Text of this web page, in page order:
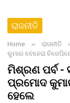
ରାଜନୀତି
Home ›› ରାଜନୀତି
କୁମାର ବେହେରା
ମିଶ୍ରଣ ପର୍ବ
ପ୍ରମୋଦ
ହେଲେ